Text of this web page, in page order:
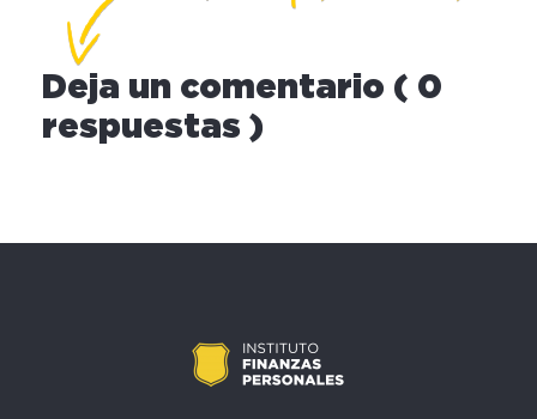
Deja un comentario ( 0
respuestas )